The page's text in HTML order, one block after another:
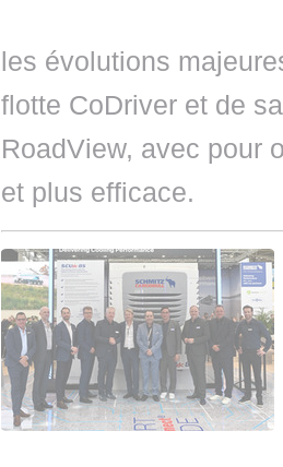
les évolutions
flotte CoDriver et de
RoadView, avec pour
et plus efficace.